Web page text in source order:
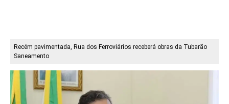
Recém pavimentada, Rua dos Ferroviários receberá obras da Tubarão
Saneamento